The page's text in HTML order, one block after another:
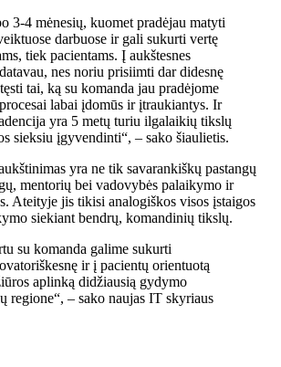
3-4 mėnesių, kuomet pradėjau matyti
darbuose ir gali sukurti vertę
tiek pacientams. Į aukštesnes
nes noriu prisiimti dar didesnę
tai, ką su komanda jau pradėjome
labai įdomūs ir įtraukiantys. Ir
yra 5 metų turiu ilgalaikių tikslų
sieksiu įgyvendinti“, – sako šiaulietis.
yra ne tik savarankiškų pastangų
mentorių bei vadovybės palaikymo ir
Ateityje jis tikisi analogiškos visos įstaigos
siekiant bendrų, komandinių tikslų.
su komanda galime sukurti
ir į pacientų orientuotą
aplinką didžiausią gydymo
regione“, – sako naujas IT skyriaus